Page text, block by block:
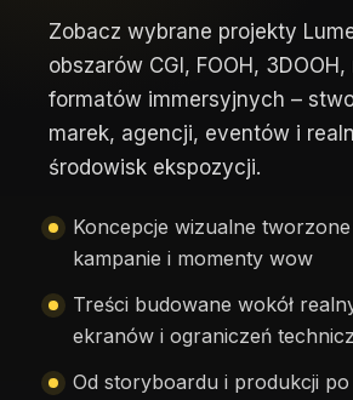
Zobacz wybrane projekty
obszarów CGI, FOOH,
formatów immersyjnych –
marek, agencji, eventów i
środowisk ekspozycji.
Koncepcje wizualne
kampanie i momenty wow
Treści budowane wokół
ekranów i ograniczeń
Od storyboardu i produkcji